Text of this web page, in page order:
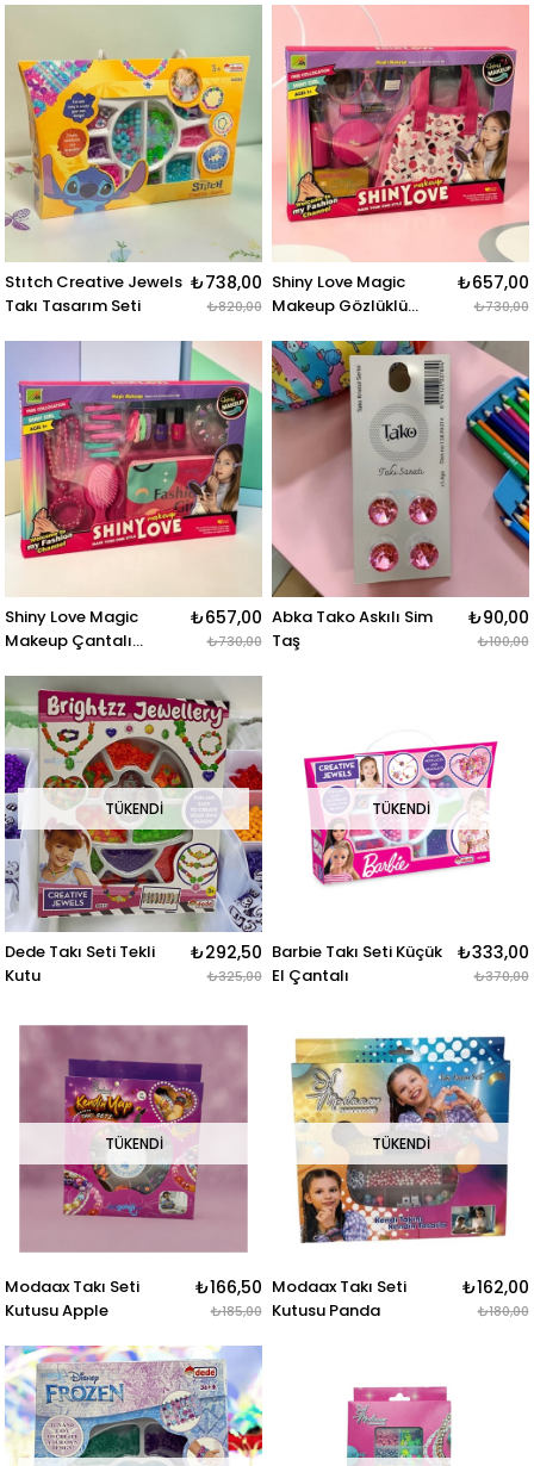
Stıtch Creative Jewels
Takı Tasarım Seti
₺738,00
₺820,00
Shiny Love Magic
Makeup Gözlüklü
₺657,00
₺730,00
Shiny Love Magic
Makeup Çantalı
₺657,00
₺730,00
Abka Tako Askılı Sim
Taş
₺90,00
₺100,00
TÜKENDI
Dede Takı Seti Tekli
Kutu
₺292,50
₺325,00
TÜKENDI
Barbie Takı Seti Küçük
El Çantalı
₺333,00
₺370,00
TÜKENDI
Modaax Takı Seti
Kutusu Apple
₺166,50
₺185,00
TÜKENDI
Modaax Takı Seti
Kutusu Panda
₺162,00
₺180,00